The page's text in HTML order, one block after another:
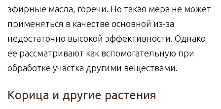
эфирные масла, горечи. Но такая мера не может
применяться в качестве основной из-за
недостаточно высокой эффективности. Однако
ее рассматривают как вспомогательную при
обработке участка другими веществами.
Корица и другие растения